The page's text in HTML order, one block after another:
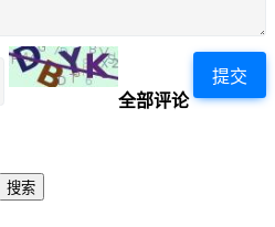
提交
全部评论
搜索